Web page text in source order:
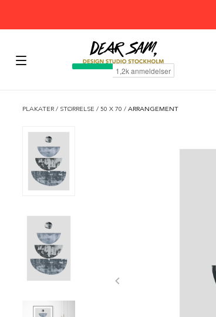
PLAKATER / STØRRELSE / 50 X 70 / ARRANGEMENT